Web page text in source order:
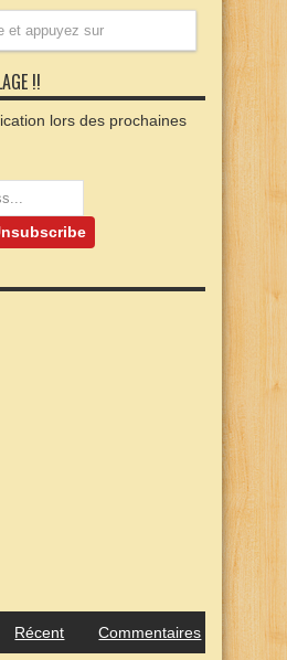
!!
lors des prochaines
Récent Commentaires